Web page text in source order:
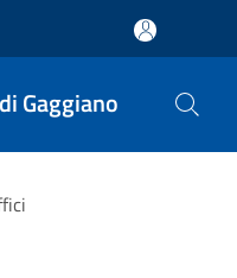
Gaggiano